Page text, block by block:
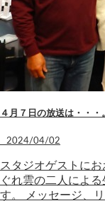
４月７日の放送は・・・。
2024/04/02
スタジオゲストに
ぐれ雲の二人によ
す。 メッセージ、